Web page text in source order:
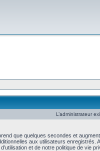
L’administrateur
que quelques secondes et
aux utilisateurs enregistrés.
et de notre politique de vie